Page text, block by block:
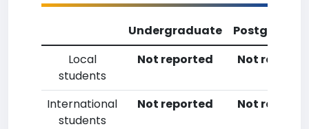
Undergraduate
Local
students
Not reported Not
International
students
Not reported Not